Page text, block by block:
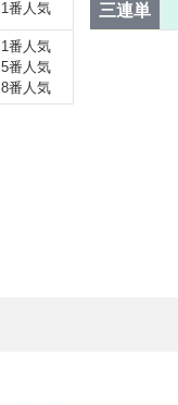
1番人気
1番人気
5番人気
8番人気
三連単